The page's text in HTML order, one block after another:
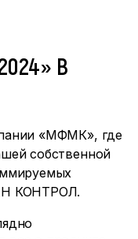
В
«МФМК», где
собственной
КОНТРОЛ.